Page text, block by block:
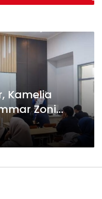
Kamelia
Zoni